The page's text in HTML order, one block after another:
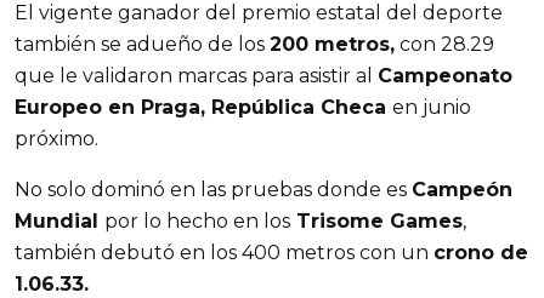
El vigente ganador del premio estatal del deporte
también se adueño de los 200 metros, con 28.29
que le validaron marcas para asistir al Campeonato
Europeo en Praga, República Checa en junio
próximo.
No solo dominó en las pruebas donde es Campeón
Mundial por lo hecho en los Trisome Games,
también debutó en los 400 metros con un crono de
1.06.33.